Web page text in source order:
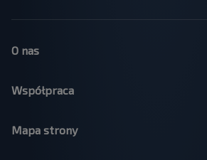
O nas
Współpraca
Mapa strony